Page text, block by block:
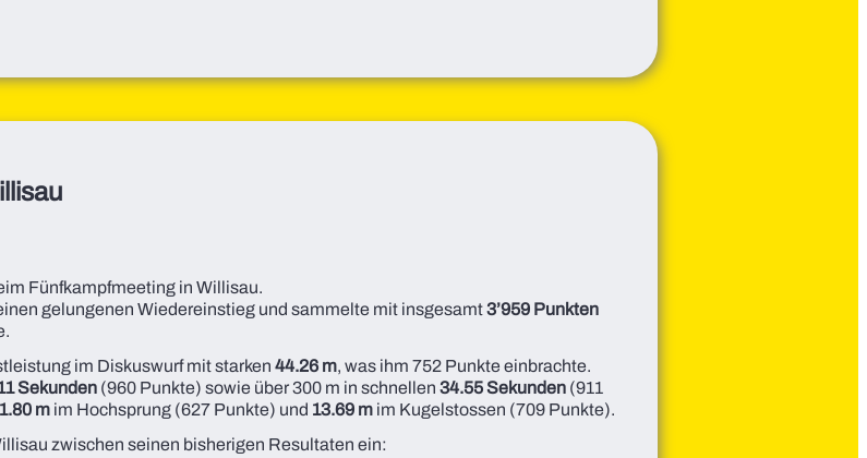
Fünfkampfmeeting in Willisau.
gelungenen Wiedereinstieg und sammelte mit insgesamt3’959 Punkten
im Diskuswurf mit starken 44.26 m, was ihm 752 Punkte einbrachte.
Sekunden (960 Punkte) sowie über 300 m in schnellen 34.55 Sekunden (911
1.80 m im Hochsprung (627 Punkte) und 13.69 m im Kugelstossen (709 Punkte).
zwischen seinen bisherigen Resultaten ein: